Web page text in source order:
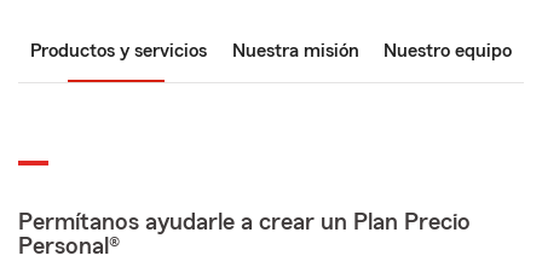
Productos y servicios Nuestra misión Nuestro equipo
Permítanos ayudarle a crear un Plan Precio
Personal®